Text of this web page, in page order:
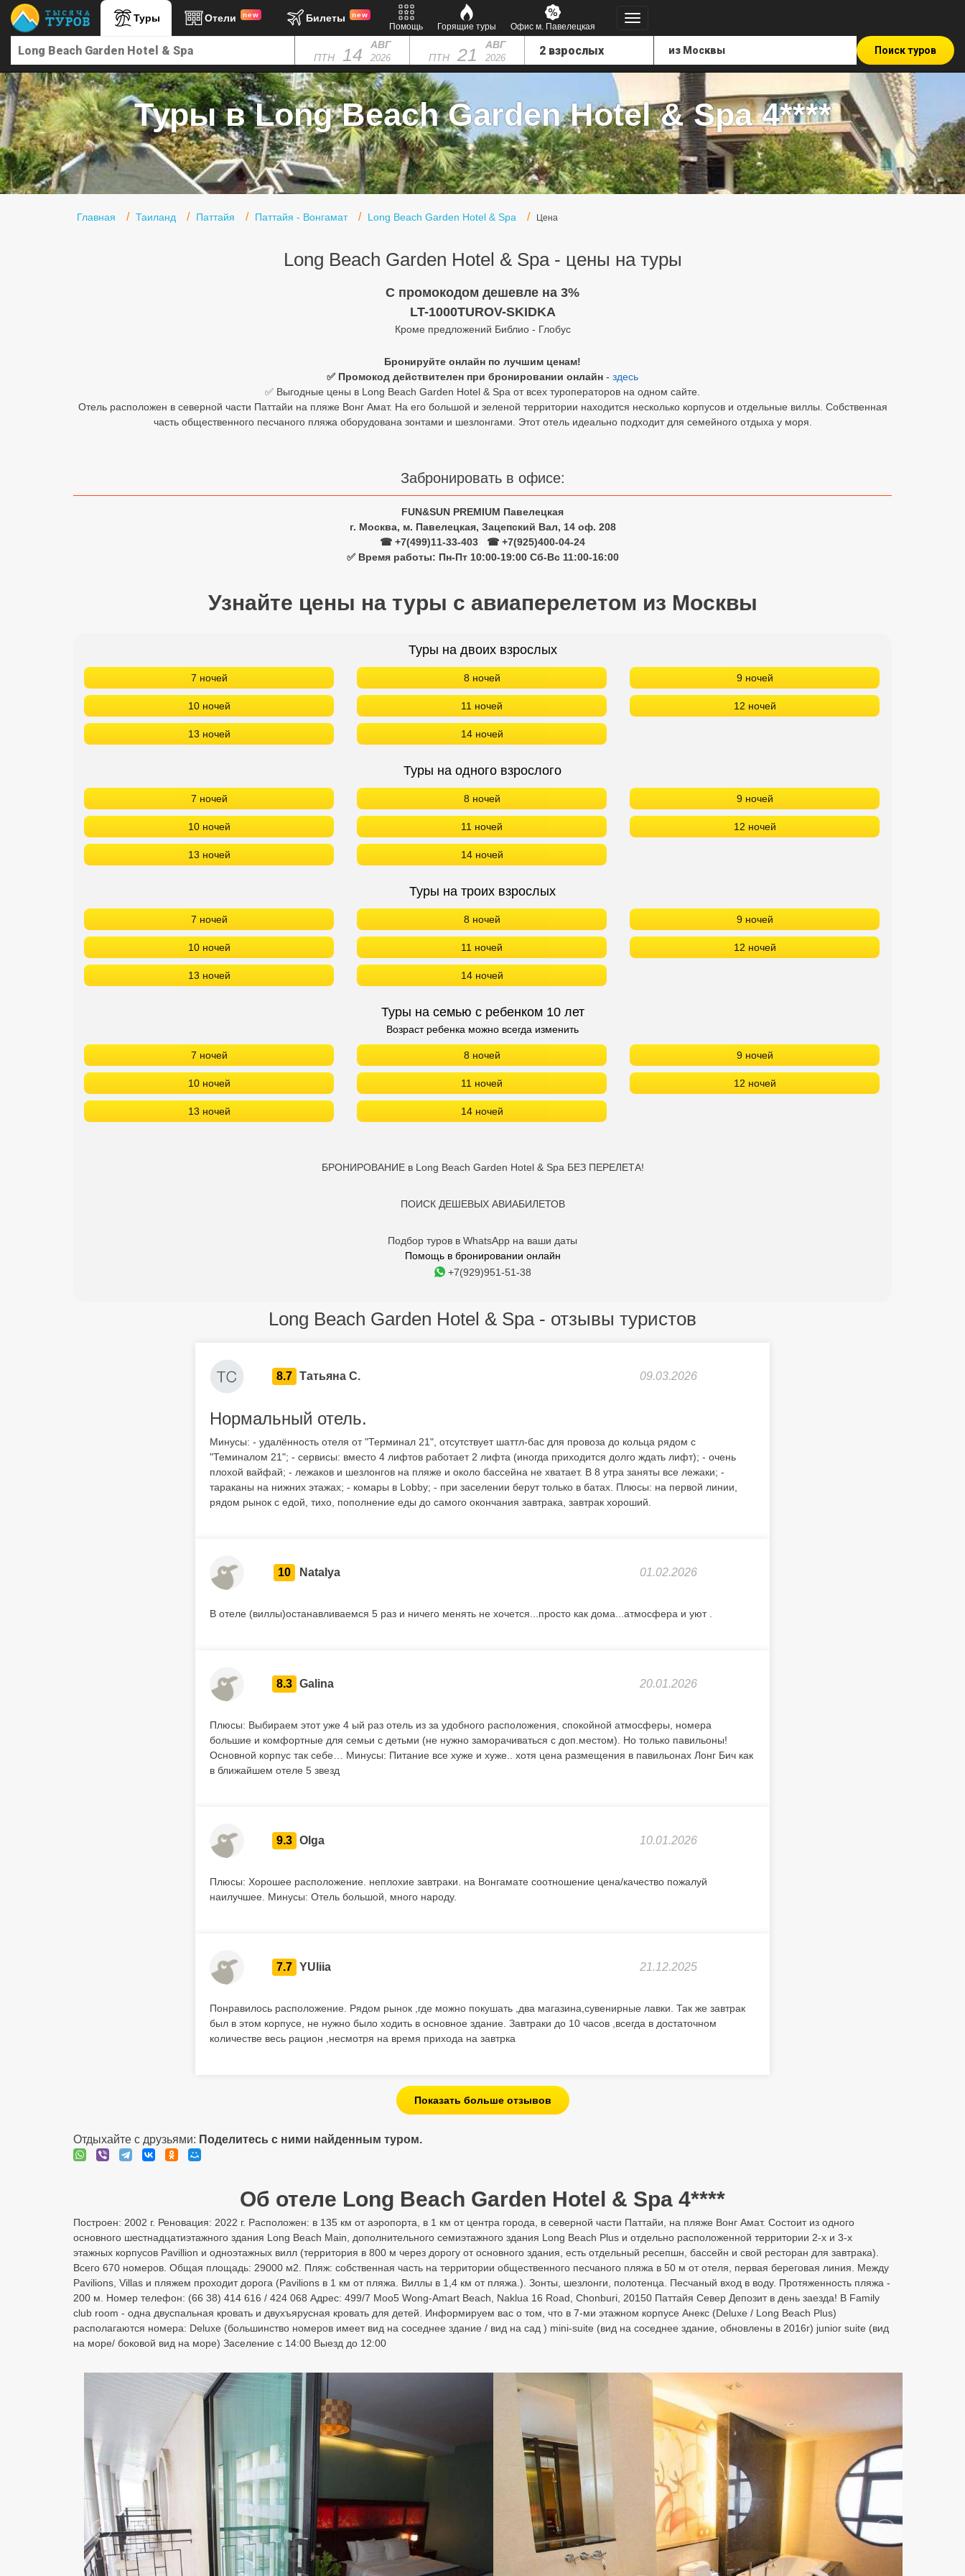
Туры Отели new Билеты new
Помощь Горящие туры Офис м. Павелецкая
ПТН 14 АВГ
2026 ПТН 21 АВГ
2026
Поиск туров
Туры в Long Beach Garden Hotel & Spa 4****
Главная Таиланд Паттайя Паттайя - Вонгамат Long Beach Garden Hotel & Spa Цена
Long Beach Garden Hotel & Spa - цены на туры
C промокодом дешевле на 3%
LT-1000TUROV-SKIDKA
Кроме предложений Библио - Глобус
Бронируйте онлайн по лучшим ценам!
✅ Промокод действителен при бронировании онлайн - здесь
✅ Выгодные цены в Long Beach Garden Hotel & Spa от всех туроператоров на одном сайте.
Отель расположен в северной части Паттайи на пляже Вонг Амат. На его большой и зеленой территории находится несколько корпусов и отдельные виллы. Собственная
часть общественного песчаного пляжа оборудована зонтами и шезлонгами. Этот отель идеально подходит для семейного отдыха у моря.
Забронировать в офисе:
FUN&SUN PREMIUM Павелецкая
г. Москва, м. Павелецкая, Зацепский Вал, 14 оф. 208
☎ +7(499)11-33-403
☎ +7(925)400-04-24
✅ Время работы: Пн-Пт 10:00-19:00 Сб-Вс 11:00-16:00
Узнайте цены на туры с авиаперелетом из Москвы
Туры на двоих взрослых
7 ночей 8 ночей 9 ночей
10 ночей 11 ночей 12 ночей
13 ночей 14 ночей
Туры на одного взрослого
7 ночей 8 ночей 9 ночей
10 ночей 11 ночей 12 ночей
13 ночей 14 ночей
Туры на троих взрослых
7 ночей 8 ночей 9 ночей
10 ночей 11 ночей 12 ночей
13 ночей 14 ночей
Туры на семью с ребенком 10 лет
Возраст ребенка можно всегда изменить
7 ночей 8 ночей 9 ночей
10 ночей 11 ночей 12 ночей
13 ночей 14 ночей
БРОНИРОВАНИЕ в Long Beach Garden Hotel & Spa БЕЗ ПЕРЕЛЕТА!
ПОИСК ДЕШЕВЫХ АВИАБИЛЕТОВ
Подбор туров в WhatsApp на ваши даты
Помощь в бронировании онлайн
+7(929)951-51-38
Long Beach Garden Hotel & Spa - отзывы туристов
8.7 Татьяна С. 09.03.2026
Нормальный отель.
Минусы: - удалённость отеля от "Терминал 21", отсутствует шаттл-бас для провоза до кольца рядом с
"Теминалом 21"; - сервисы: вместо 4 лифтов работает 2 лифта (иногда приходится долго ждать лифт); - очень
плохой вайфай; - лежаков и шезлонгов на пляже и около бассейна не хватает. В 8 утра заняты все лежаки; -
тараканы на нижних этажах; - комары в Lobby; - при заселении берут только в батах. Плюсы: на первой линии,
рядом рынок с едой, тихо, пополнение еды до самого окончания завтрака, завтрак хороший.
10 Natalya 01.02.2026
В отеле (виллы)останавливаемся 5 раз и ничего менять не хочется...просто как дома...атмосфера и уют .
8.3 Galina 20.01.2026
Плюсы: Выбираем этот уже 4 ый раз отель из за удобного расположения, спокойной атмосферы, номера
большие и комфортные для семьи с детьми (не нужно заморачиваться с доп.местом). Но только павильоны!
Основной корпус так себе… Минусы: Питание все хуже и хуже.. хотя цена размещения в павильонах Лонг Бич как
в ближайшем отеле 5 звезд
9.3 Olga 10.01.2026
Плюсы: Хорошее расположение. неплохие завтраки. на Вонгамате соотношение цена/качество пожалуй
наилучшее. Минусы: Отель большой, много народу.
7.7 YUliia 21.12.2025
Понравилось расположение. Рядом рынок ,где можно покушать ,два магазина,сувенирные лавки. Так же завтрак
был в этом корпусе, не нужно было ходить в основное здание. Завтраки до 10 часов ,всегда в достаточном
количестве весь рацион ,несмотря на время прихода на завтрка
Показать больше отзывов
Отдыхайте с друзьями: Поделитесь с ними найденным туром.
Об отеле Long Beach Garden Hotel & Spa 4****
Построен: 2002 г. Реновация: 2022 г. Расположен: в 135 км от аэропорта, в 1 км от центра города, в северной части Паттайи, на пляже Вонг Амат. Состоит из одного
основного шестнадцатиэтажного здания Long Beach Main, дополнительного семиэтажного здания Long Beach Plus и отдельно расположенной территории 2-х и 3-х
этажных корпусов Pavillion и одноэтажных вилл (территория в 800 м через дорогу от основного здания, есть отдельный ресепшн, бассейн и свой ресторан для завтрака).
Всего 670 номеров. Общая площадь: 29000 м2. Пляж: собственная часть на территории общественного песчаного пляжа в 50 м от отеля, первая береговая линия. Между
Pavilions, Villas и пляжем проходит дорога (Pavilions в 1 км от пляжа. Виллы в 1,4 км от пляжа.). Зонты, шезлонги, полотенца. Песчаный вход в воду. Протяженность пляжа -
200 м. Номер телефон: (66 38) 414 616 / 424 068 Адрес: 499/7 Moo5 Wong-Amart Beach, Naklua 16 Road, Chonburi, 20150 Паттайя Север Депозит в день заезда! B Family
club room - одна двуспальная кровать и двухъярусная кровать для детей. Информируем вас о том, что в 7-ми этажном корпусе Анекс (Deluxe / Long Beach Plus)
располагаются номера: Deluxe (большинство номеров имеет вид на соседнее здание / вид на сад ) mini-suite (вид на соседнее здание, обновлены в 2016г) junior suite (вид
на море/ боковой вид на море) Заселение с 14:00 Выезд до 12:00
Главная
Туры в Турцию
Туры в Египет
Туры в ОАЭ
Офис г. Москва
Кав Мин Воды
Экскурсионные туры
VIP отели 5 звезд
ТОП 10 недорогих отелей
Лучшие отели 4* звезды
Недорогие отели 4*
Лучшие отели 3* звезды
Недорогие отели 3*
Сетевые отели Турции
Сетевые отели Таиланда